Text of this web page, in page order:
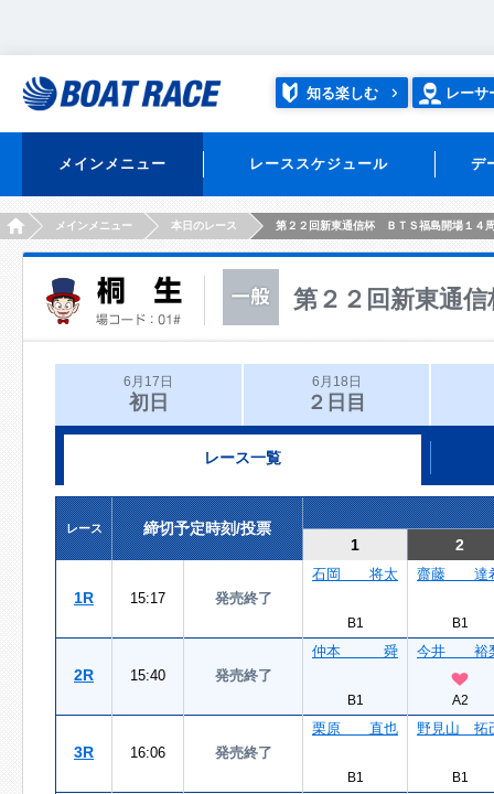
知る楽しむ レーサ
メインメニュー レーススケジュール デ
HOMEメインメニュー 本日のレース 第２２回新東通信杯 ＢＴＳ福島開場１４
第２２回新東通
6月17日
初日
6月18日
２日目
レース一覧
レース
締切予定時刻/投票
1
2
1R 15:17 発売終了
石岡 将太
B1
齋藤 達
B1
2R 15:40 発売終了
仲本 舜
B1
今井 裕
A2
3R 16:06 発売終了
栗原 直也
B1
野見山 拓
B1